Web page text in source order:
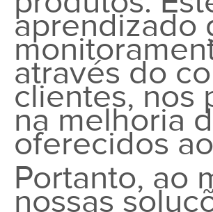
aprendizado
através do
clientes, nos
na melhoria
oferecidos
Portanto, ao
nossas